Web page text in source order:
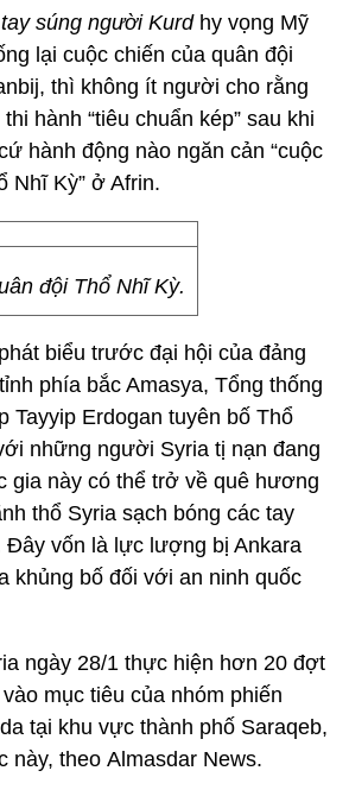
súng người Kurdhy vọng Mỹ
lại cuộc chiến của quân đội
thì không ít người cho rằng
hành “tiêu chuẩn kép” sau khi
hành động nào ngăn cản “cuộc
Nhĩ Kỳ” ở Afrin.
đội Thổ Nhĩ Kỳ.
phát biểu trước đại hội của đảng
phía bắc Amasya, Tổng thống
Tayyip Erdogan tuyên bố Thổ
những người Syria tị nạn đang
gia này có thể trở về quê hương
thổ Syria sạch bóng các tay
vốn là lực lượng bị Ankara
khủng bố đối với an ninh quốc
ngày 28/1 thực hiện hơn 20 đợt
mục tiêu của nhóm phiến
tại khu vực thành phố Saraqeb,
này, theo Almasdar News.